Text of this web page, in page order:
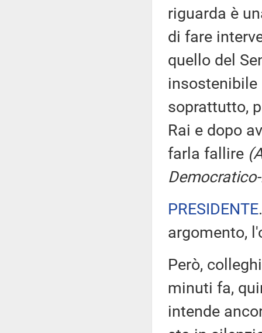
riguarda è
di fare
quello del
insostenibile
soprattutto,
Rai e dopo
farla fallire
PRESIDENTE
argomento,
Però,
minuti fa,
intende